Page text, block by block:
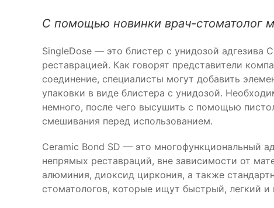
С помощью новинки врач-стоматолог
SingleDose — это блистер с унидозой адгезива
реставрацией. Как говорят представители
соединение, специалисты могут добавить
упаковки в виде блистера с унидозой.
немного, после чего высушить с помощью
смешивания перед использованием.
Ceramic Bond SD — это многофункциональный
непрямых реставраций, вне зависимости от
алюминия, диоксид циркония, а также
стоматологов, которые ищут быстрый, легкий